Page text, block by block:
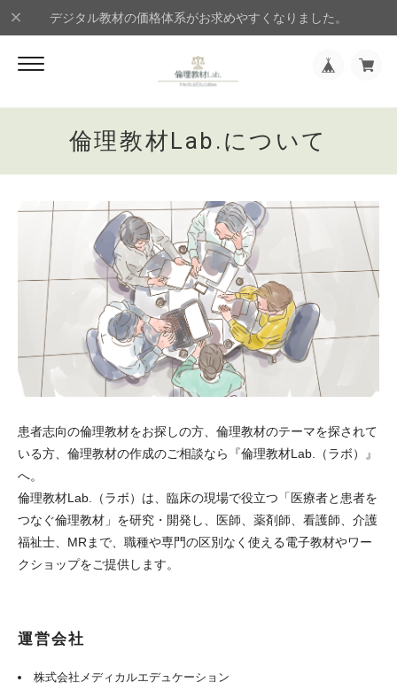
デジタル教材の価格体系がお求めやすくなりました。
倫理教材Lab.について
患者志向の倫理教材をお探しの方、倫理教材のテーマを探されて
いる方、倫理教材の作成のご相談なら『倫理教材Lab.（ラボ）』
へ。
倫理教材Lab.（ラボ）は、臨床の現場で役立つ「医療者と患者を
つなぐ倫理教材」を研究・開発し、医師、薬剤師、看護師、介護
福祉士、MRまで、職種や専門の区別なく使える電子教材やワー
クショップをご提供します。
運営会社
株式会社メディカルエデュケーション